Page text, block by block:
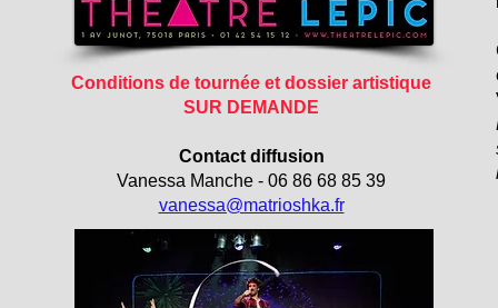
Conditions de tournée et dossier artistique
SUR DEMANDE
Contact diffusion
Vanessa Manche - 06 86 68 85 39
vanessa@matrioshka.fr